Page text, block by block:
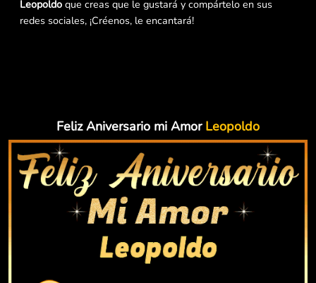
Leopoldo que creas que le gustará y compártelo en sus
redes sociales, ¡Créenos, le encantará!
Feliz Aniversario mi Amor Leopoldo